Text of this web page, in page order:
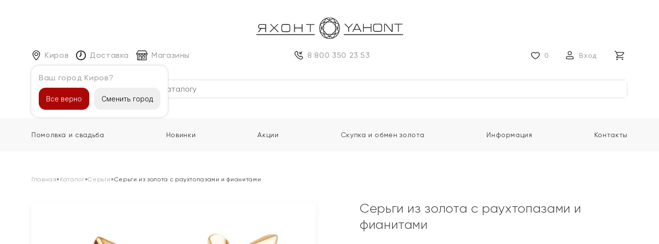
Киров
Ваш город Киров?
Все верно Сменить город
Доставка Магазины 8 800 350 23 53 0 Вход
Каталог
Помолвка и свадьба Новинки Акции Скупка и обмен золота Информация Контакты
Главная» Каталог»Серьги »Серьги из золота с раухтопазами и фианитами
Серьги из золота с раухтопазами и
фианитами